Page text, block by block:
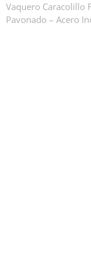
Vaquero Caracolillo
Pavonado – Acero